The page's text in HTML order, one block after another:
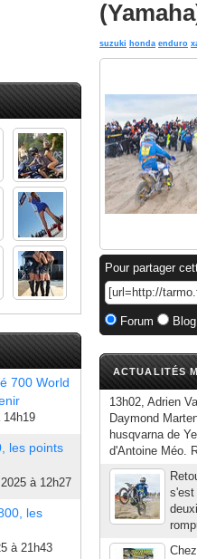
700 World
14h19
les points
à 12h27
les
à 21h43
suzuki honda enduro
Pour partager
Forum
ACTUALITÉS
13h02, Adrien
Daymond
husqvarna de
d'Antoine Méo.
s'est